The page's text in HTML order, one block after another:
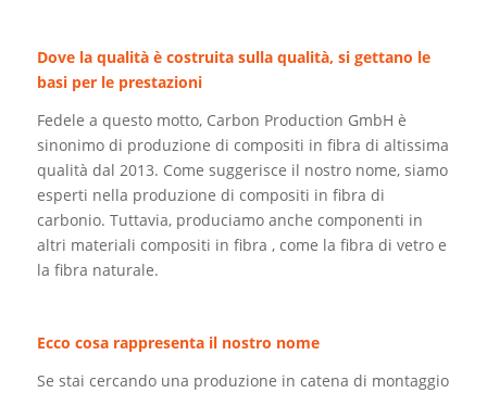
Dove la qualità è costruita sulla qualità, si gettano le
basi per le prestazioni
Fedele a questo motto, Carbon Production GmbH è
sinonimo di produzione di compositi in fibra di altissima
qualità dal 2013. Come suggerisce il nostro nome, siamo
esperti nella produzione di compositi in fibra di
carbonio. Tuttavia, produciamo anche componenti in
altri materiali compositi in fibra , come la fibra di vetro e
la fibra naturale.
Ecco cosa rappresenta il nostro nome
Se stai cercando una produzione in catena di montaggio